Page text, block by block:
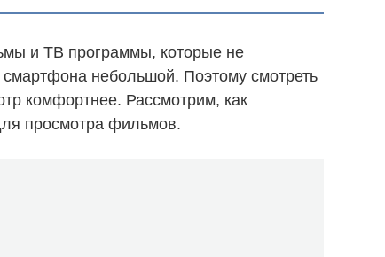
и ТВ программы, которые не
небольшой. Поэтому смотреть
комфортнее. Рассмотрим, как
просмотра фильмов.